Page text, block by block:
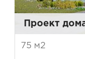
Проект
75 м2